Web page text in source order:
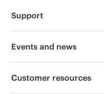
About HPE
Corporate responsibility
Support
Operational support services
Events and news
Events
Customer resources